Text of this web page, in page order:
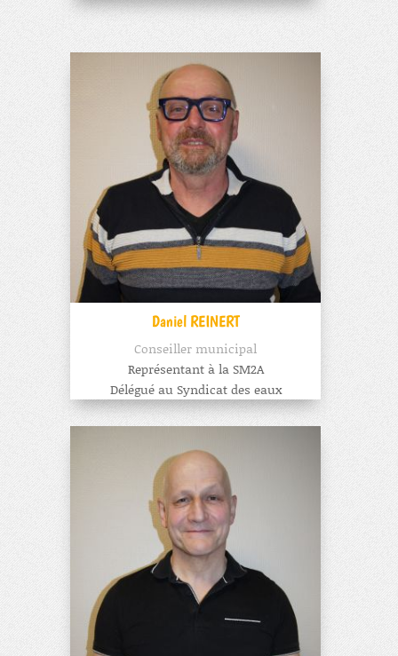
Daniel REINERT
Conseiller municipal
Représentant à la SM2A
Délégué au Syndicat des eaux